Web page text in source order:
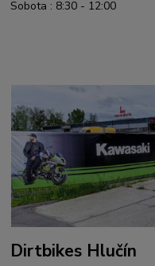
Sobota : 8:30 - 12:00
Dirtbikes Hlučín